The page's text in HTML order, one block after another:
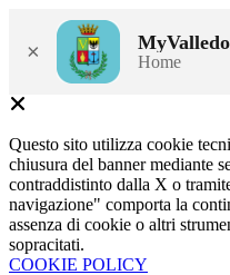
× Home
Questo sito utilizza cookie
chiusura del banner mediante
contraddistinto dalla X o
navigazione" comporta la
assenza di cookie o altri
sopracitati.
COOKIE POLICY